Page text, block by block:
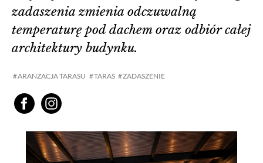
ARANŻACJA TARASU TARAS ZADASZENIE
zadaszenia zmienia odczuwalną
temperaturę pod dachem oraz odbiór całej
architektury budynku.